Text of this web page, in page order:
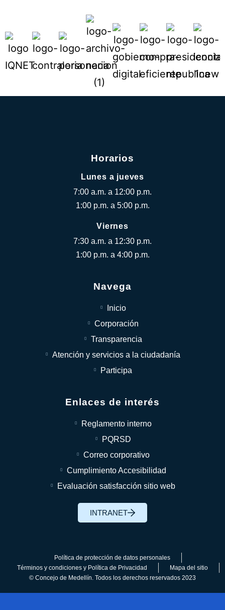
Horarios
Lunes a jueves
7:00 a.m. a 12:00 p.m.
1:00 p.m. a 5:00 p.m.
Viernes
7:30 a.m. a 12:30 p.m.
1:00 p.m. a 4:00 p.m.
Navega
Inicio
Corporación
Transparencia
Atención y servicios a la ciudadanía
Participa
Enlaces de interés
Reglamento interno
PQRSD
Correo corporativo
Cumplimiento Accesibilidad
Evaluación satisfacción sitio web
INTRANET
Política de protección de datos personales
Términos y condiciones y Política de Privacidad
Mapa del sitio
© Concejo de Medellín. Todos los derechos reservados 2023